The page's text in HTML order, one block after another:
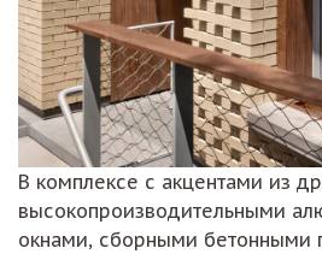
В комплексе с акцентами из
высокопроизводительными
окнами, сборными бетонными